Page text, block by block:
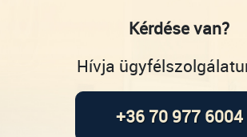
Kérdése van?
Hívja
+36 70 977 6004